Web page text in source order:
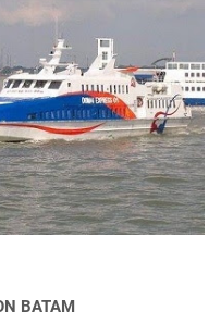
BATAM